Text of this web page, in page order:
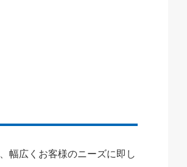
幅広くお客様のニーズに即し